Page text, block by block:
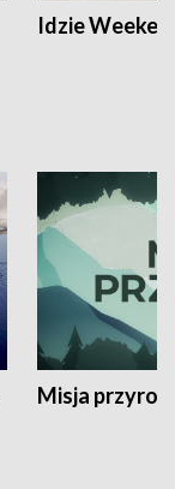
Idzie
Misja